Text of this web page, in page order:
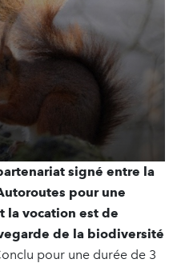
signé entre la
pour une
la vocation est de
de la biodiversité
pour une durée de 3